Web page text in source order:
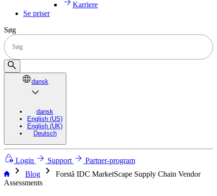
Karriere
Se priser
Søg
dansk
dansk
English (US)
English (UK)
Deutsch
Login Support Partner-program
chevron_right Blog chevron_right
Forstå IDC MarketScape Supply Chain Vendor
Assessments